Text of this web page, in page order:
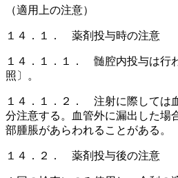
（適用上の注意）
１４．１． 薬剤投与時の注意
１４．１．１． 髄腔内投与は行
照〕。
１４．１．２． 注射に際しては
分注意する。血管外に漏出した場
部腫脹があらわれることがある。
１４．２． 薬剤投与後の注意